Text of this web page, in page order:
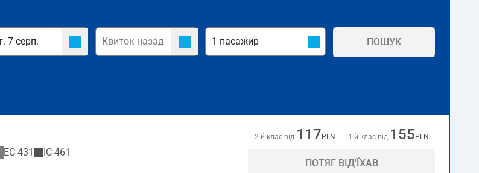
ПОШУК
EC 431 IC 461
2-й клас від: 117 PLN 1-й клас від: 155 PLN
ПОТЯГ ВІД'ЇХАВ